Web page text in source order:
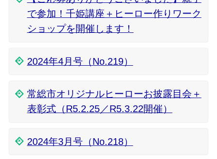
で参加！千姫講座＋ヒーロー作りワーク
ショップを開催します！
2024年4月号（No.219）
常総市オリジナルヒーローお披露目会＋
表彰式（R5.2.25／R5.3.22開催）
2024年3月号（No.218）